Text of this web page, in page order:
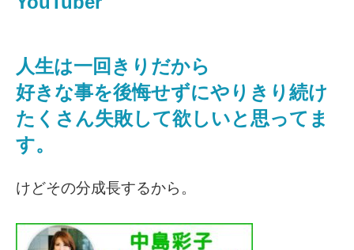
人生は一回きりだから
好きな事を後悔せずにやりきり続け
たくさん失敗して欲しいと思ってま
す。
けどその分成長するから。